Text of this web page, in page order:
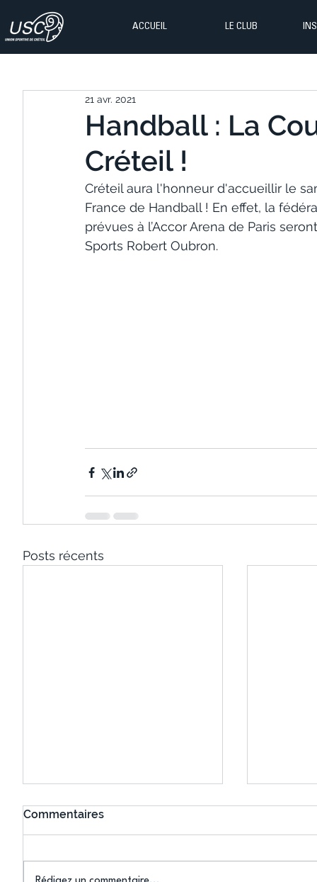
ACCUEIL LE CLUB
Handball : La
Créteil !
21 avr. 2021
Créteil aura l'honneur d'accueillir le
France de Handball ! En effet, la
prévues à l’Accor Arena de Paris
Sports Robert Oubron.
Posts récents
Commentaires